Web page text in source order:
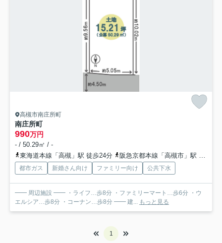
高槻市南庄所町
南庄所町
990万円
- / 50.29㎡ / -
東海道本線「高槻」駅 徒歩24分
阪急京都本線「高槻市」駅 徒歩25分
都市ガス 新婚さん向け ファミリー向け 公共下水
━━ 周辺施設 ━━ ・ライフ…歩8分 ・ファミリーマート…歩6分 ・ウ
エルシア…歩8分 ・コーナン…歩8分 ━━ 建... もっと見る
1